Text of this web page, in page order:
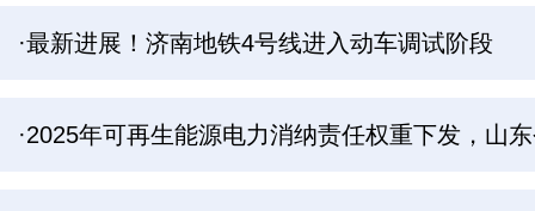
·最新进展！济南地铁4号线进入动车调试阶段
·2025年可再生能源电力消纳责任权重下发，山